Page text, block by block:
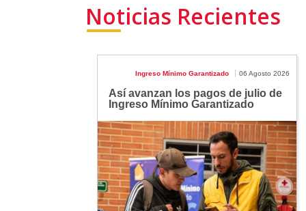
Noticias Recientes
Ingreso Mínimo Garantizado 06 Agosto 2026
Así avanzan los pagos de julio de
Ingreso Mínimo Garantizado